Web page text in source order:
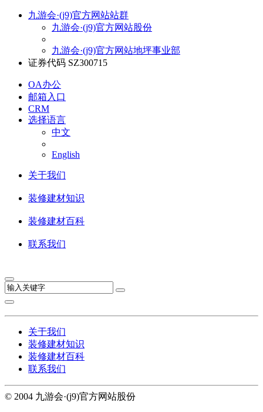
九游会·(j9)官方网站站群
九游会·(j9)官方网站股份
九游会·(j9)官方网站地坪事业部
证券代码 SZ300715
OA办公
邮箱入口
CRM
选择语言
中文
English
关于我们
装修建材知识
装修建材百科
联系我们
关于我们
装修建材知识
装修建材百科
联系我们
© 2004 九游会·(j9)官方网站股份